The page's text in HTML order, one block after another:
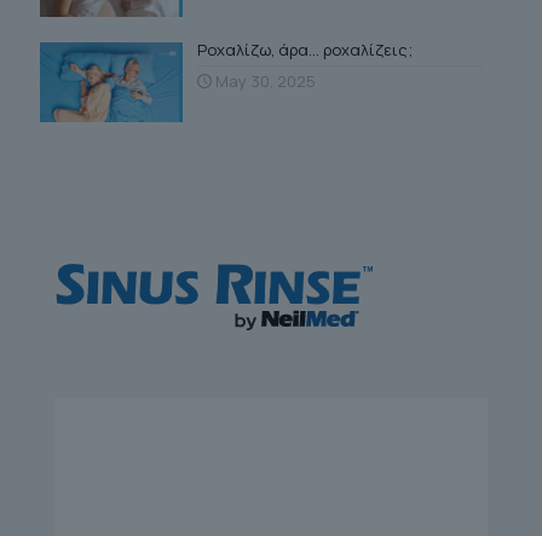
Ροχαλίζω, άρα… ροχαλίζεις;
May 30, 2025